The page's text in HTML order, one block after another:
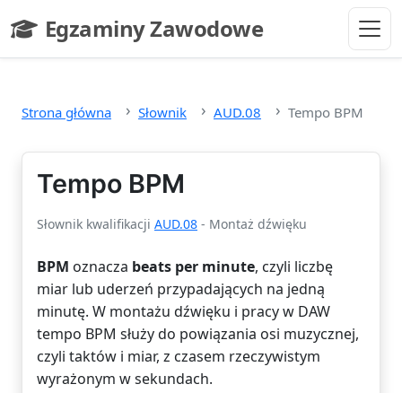
Egzaminy Zawodowe
- strona główna
Strona główna Słownik AUD.08 Tempo BPM
Tempo BPM
Słownik kwalifikacji AUD.08 - Montaż dźwięku
BPM oznacza beats per minute, czyli liczbę
miar lub uderzeń przypadających na jedną
minutę. W montażu dźwięku i pracy w DAW
tempo BPM służy do powiązania osi muzycznej,
czyli taktów i miar, z czasem rzeczywistym
wyrażonym w sekundach.